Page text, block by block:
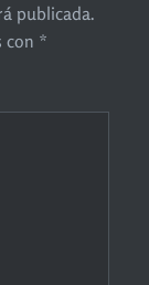
publicada.
con *